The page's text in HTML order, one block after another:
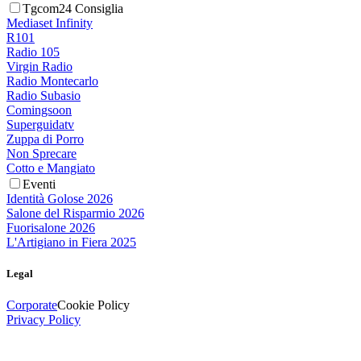
Tgcom24 Consiglia
Mediaset Infinity
R101
Radio 105
Virgin Radio
Radio Montecarlo
Radio Subasio
Comingsoon
Superguidatv
Zuppa di Porro
Non Sprecare
Cotto e Mangiato
Eventi
Identità Golose 2026
Salone del Risparmio 2026
Fuorisalone 2026
L'Artigiano in Fiera 2025
Legal
CorporateCookie Policy
Privacy Policy